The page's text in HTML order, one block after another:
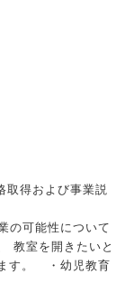
取得および事業説
の可能性について
教室を開きたいと
す。 ・幼児教育